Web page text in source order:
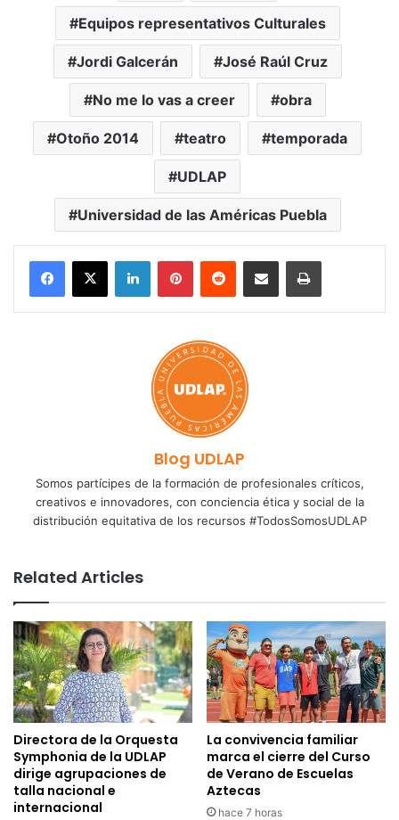
Equipos representativos Culturales
Jordi Galcerán José Raúl Cruz
No me lo vas a creer obra
Otoño 2014 teatro temporada
UDLAP
Universidad de las Américas Puebla
LinkedInPinterestReddit Share via Email Print
Blog UDLAP
Somos partícipes de la formación de profesionales críticos,
creativos e innovadores, con conciencia ética y social de la
distribución equitativa de los recursos #TodosSomosUDLAP
Related Articles
Directora de la Orquesta
Symphonia de la UDLAP
dirige agrupaciones de
talla nacional e
internacional
La convivencia familiar
marca el cierre del Curso
de Verano de Escuelas
Aztecas
hace 7 horas